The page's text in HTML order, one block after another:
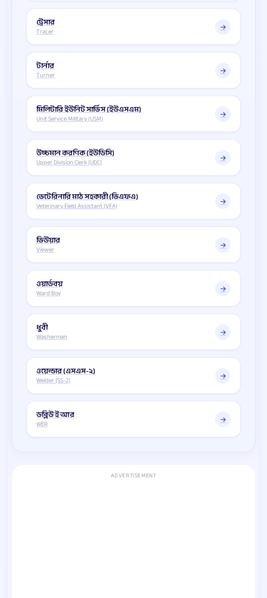
ট্রেসার
Tracer
টার্নার
Turner
মিলিটারি ইউনিট সার্ভিস (ইউএসএম)
Unit Service Military (USM)
উচ্চমান করণিক (ইউডিসি)
Upper Division Clerk (UDC)
ভেটেরিনারি মাঠ সহকারী (ভিএফএ)
Veterinary Field Assistant (VFA)
ভিউয়ার
Viewer
ওয়ার্ডবয়
Ward Boy
ধুবী
Washerman
ওয়েল্ডার (এসএস-২)
Welder (SS-2)
ডব্লিউ ই আর
WER
ADVERTISEMENT